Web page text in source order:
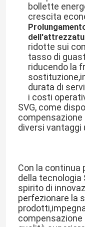
Prodotti
Video
bollette
crescita
ridotte sui
tasso di
riducendo la
durata di
i costi
SVG, come
diversi vantaggi
Con la continua
della tecnologia
spirito di
perfezionare la